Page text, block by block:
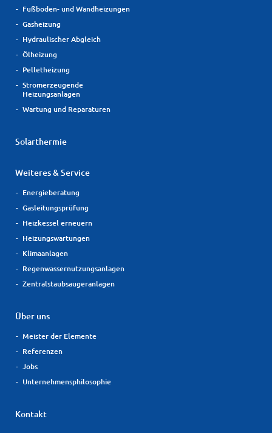
Fußboden- und Wandheizungen
Gasheizung
Hydraulischer Abgleich
Ölheizung
Pelletheizung
Stromerzeugende
Heizungsanlagen
Wartung und Reparaturen
Solarthermie
Weiteres & Service
Energieberatung
Gasleitungsprüfung
Heizkessel erneuern
Heizungswartungen
Klimaanlagen
Regenwassernutzungsanlagen
Zentralstaubsaugeranlagen
Über uns
Meister der Elemente
Referenzen
Jobs
Unternehmensphilosophie
Kontakt